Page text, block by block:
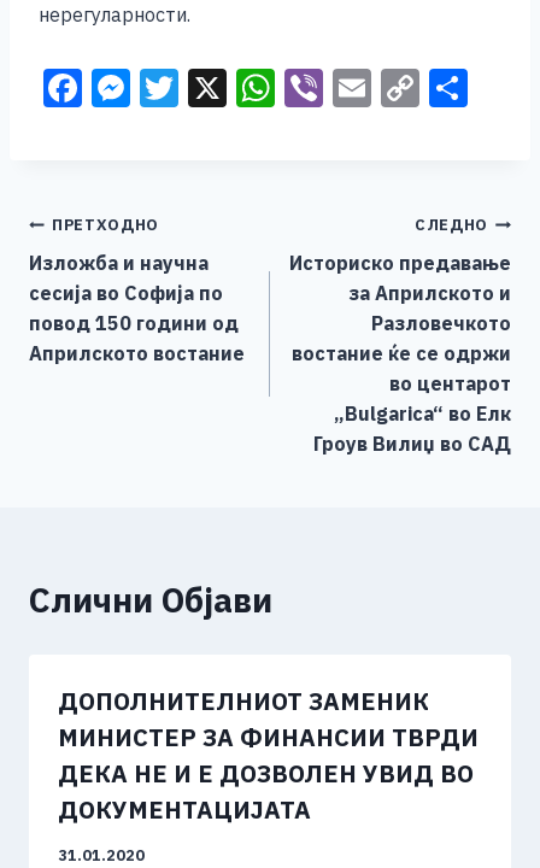
нерегуларности.
F
b
o
o
k
M
n
g
er
T X W
A
p
Vi E C
Li
n
k
Навигација
на
напис
ПРЕТХОДНО
Изложба и научна
сесија во Софија по
повод 150 години од
Априлското востание
СЛЕДНО
Историско предавање
за Априлското и
Разловечкото
востание ќе се одржи
во центарот
„Bulgarica“ во Елк
Гроув Вилиџ во САД
Слични Објави
ДОПОЛНИТЕЛНИОТ ЗАМЕНИК
МИНИСТЕР ЗА ФИНАНСИИ ТВРДИ
ДЕКА НЕ И Е ДОЗВОЛЕН УВИД ВО
ДОКУМЕНТАЦИЈАТА
31.01.2020